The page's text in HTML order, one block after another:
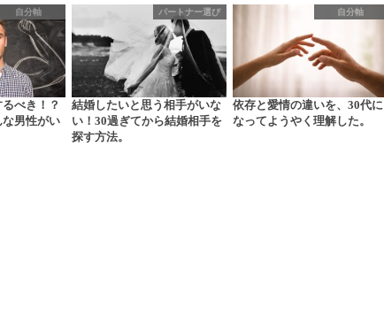
自分軸
べき！？
男性がい
パートナー選び
結婚したいと思う相手がいな
い！30過ぎてから結婚相手を
探す方法。
自分軸
依存と愛情の違いを、30代に
なってようやく理解した。